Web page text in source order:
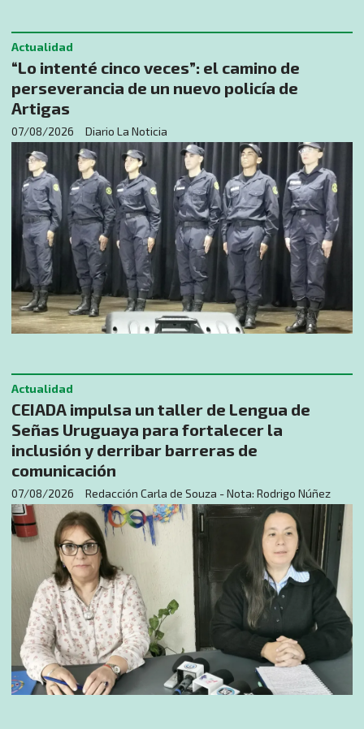
“Lo intenté cinco veces”: el camino de
perseverancia de un nuevo policía de
Artigas
Diario La Noticia
Actualidad
07/08/2026
CEIADA impulsa un taller de Lengua de
Señas Uruguaya para fortalecer la
inclusión y derribar barreras de
comunicación
Redacción Carla de Souza - Nota: Rodrigo Núñez
Actualidad
07/08/2026